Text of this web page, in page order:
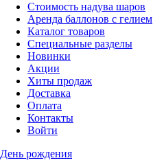
Стоимость надува шаров
Аренда баллонов с гелием
Каталог товаров
Специальные разделы
Новинки
Акции
Хиты продаж
Доставка
Оплата
Контакты
Войти
День рождения